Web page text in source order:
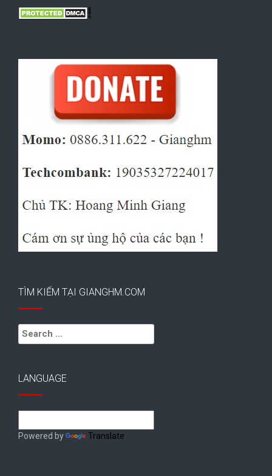
TÌM KIẾM TẠI GIANGHM.COM
Search
for:
LANGUAGE
Powered by Translate